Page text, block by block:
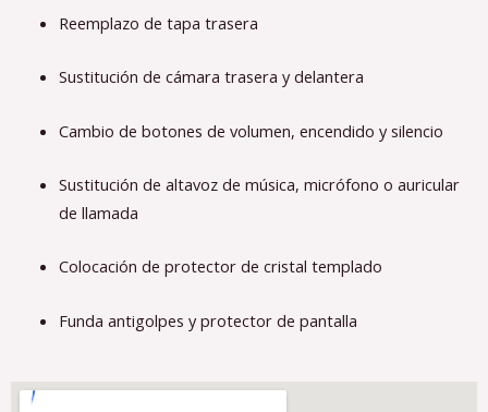
Reemplazo de tapa trasera
Sustitución de cámara trasera y delantera
Cambio de botones de volumen, encendido y silencio
Sustitución de altavoz de música, micrófono o auricular
de llamada
Colocación de protector de cristal templado
Funda antigolpes y protector de pantalla